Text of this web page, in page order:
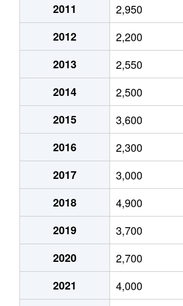
2,100万円 ＪＲ野江
2,800万円 野江内代
680万円 野江内代
放出西
19,000万円 鴫野
東中浜
10,000万円 緑橋
2,400万円 今福鶴見
2011
2,950
2012
2,200
2013
2,550
2014
2,500
2015
3,600
2016
2,300
2017
3,000
2018
4,900
2019
3,700
2020
2,700
2021
4,000